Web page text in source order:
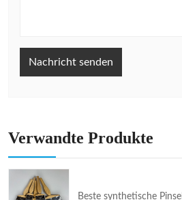
Nachricht senden
Verwandte Produkte
Beste synthetische Pinsel